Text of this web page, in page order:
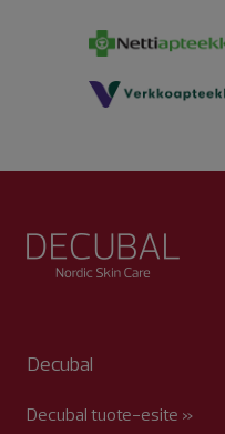
Decubal
Decubal tuote-esite »